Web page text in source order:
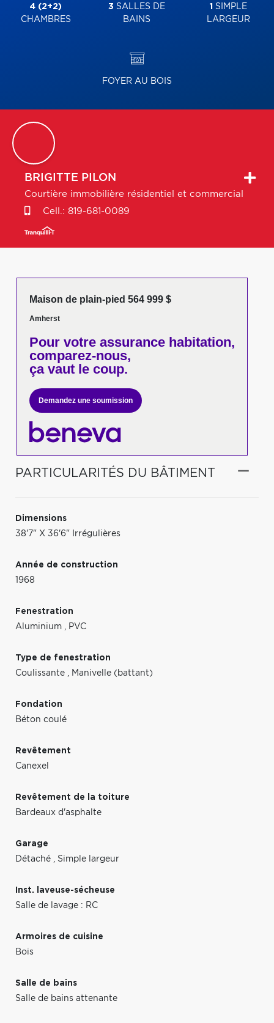
4 (2+2)
CHAMBRES
3 SALLES DE
BAINS
1 SIMPLE
LARGEUR
FOYER AU BOIS
BRIGITTE PILON
Courtière immobilière résidentiel et commercial
Cell.: 819-681-0089
Maison de plain-pied 564 999 $
Amherst
Pour votreassurance habitation,
comparez-nous,
ça vaut le coup.
Demandez une soumission
PARTICULARITÉS DU BÂTIMENT
Dimensions
38'7" X 36'6" Irrégulières
Année de construction
1968
Fenestration
Aluminium , PVC
Type de fenestration
Coulissante , Manivelle (battant)
Fondation
Béton coulé
Revêtement
Canexel
Revêtement de la toiture
Bardeaux d'asphalte
Garage
Détaché , Simple largeur
Inst. laveuse-sécheuse
Salle de lavage : RC
Armoires de cuisine
Bois
Salle de bains
Salle de bains attenante